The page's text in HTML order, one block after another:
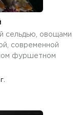
сельдью, овощами
современной
фуршетном